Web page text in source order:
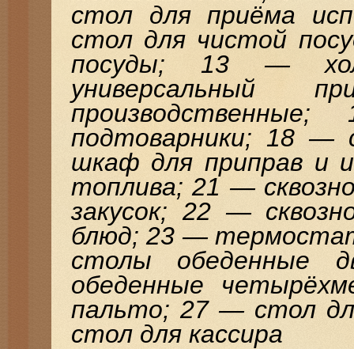
стол для приёма
стол для чистой
посуды; 13 —
подтоварники; 18 —
шкаф для приправ и
топлива; 21 —
закусок; 22 —
блюд; 23 —
столы обеденные
обеденные
пальто; 27 — стол
стол для кассира